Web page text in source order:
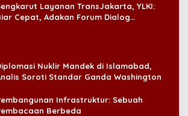
Layanan TransJakarta, YLKI:
Cepat, Adakan Forum Dialog
Nuklir Mandek di Islamabad,
Soroti Standar Ganda Washington
Infrastruktur: Sebuah
Berbeda